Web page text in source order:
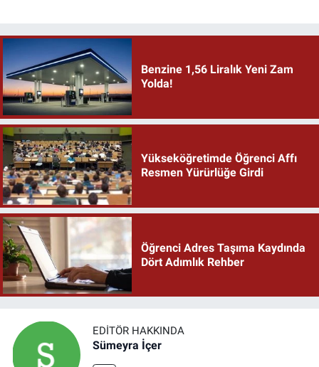
Benzine 1,56 Liralık Yeni Zam
Yolda!
Yükseköğretimde Öğrenci Affı
Resmen Yürürlüğe Girdi
Öğrenci Adres Taşıma Kaydında
Dört Adımlık Rehber
EDITÖR HAKKINDA
Sümeyra İçer